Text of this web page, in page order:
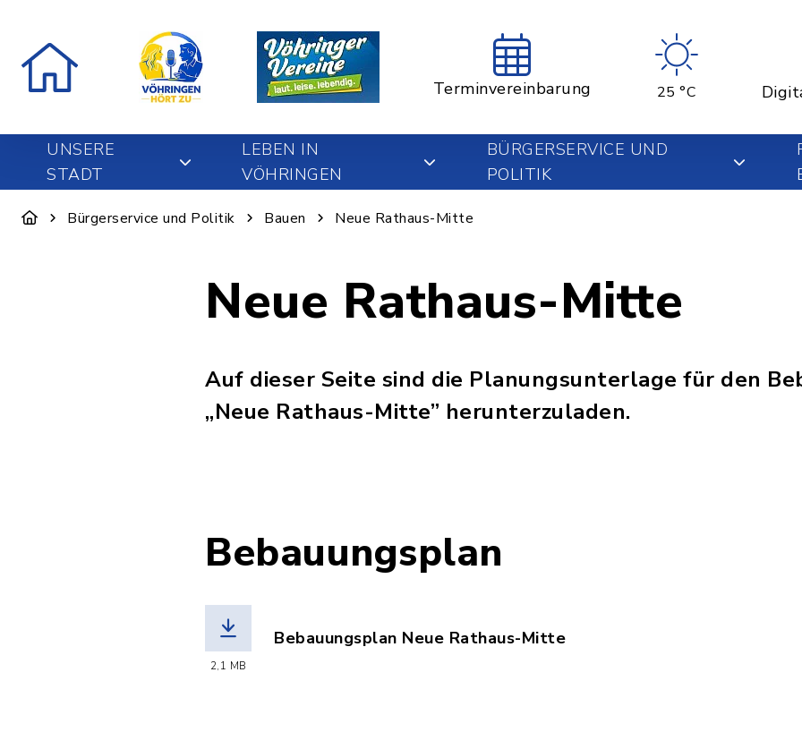
Terminvereinbarung 25 °C
UNSERE
STADT
LEBEN IN
VÖHRINGEN
BÜRGERSERVICE UND
POLITIK
Bürgerservice und Politik Bauen Neue Rathaus-Mitte
Neue Rathaus-Mitte
Auf dieser Seite sind die Planungsunterlage für den
„Neue Rathaus-Mitte” herunterzuladen.
Bebauungsplan
2,1 MB
Bebauungsplan Neue Rathaus-Mitte